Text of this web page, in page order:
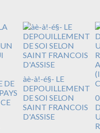
àè-à!-é§- LE
DEPOUILLEMENT
DE SOI SELON
SAINT FRANCOIS
D'ASSISE